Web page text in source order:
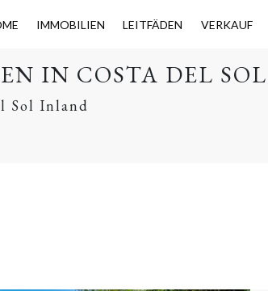
IMMOBILIEN LEITFÄDEN VERKAUF
IN COSTA DEL
Sol Inland